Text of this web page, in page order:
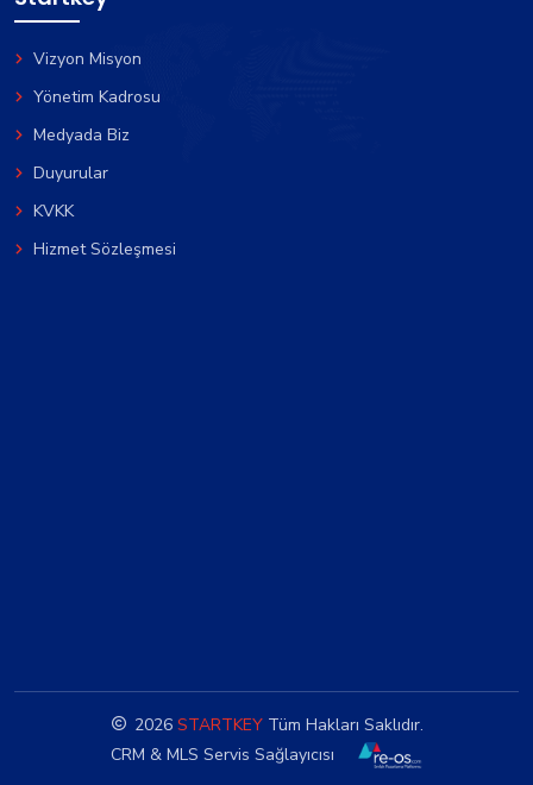
Vizyon Misyon
Yönetim Kadrosu
Medyada Biz
Duyurular
KVKK
Hizmet Sözleşmesi
2026STARTKEYTüm Hakları Saklıdır.
CRM & MLS Servis Sağlayıcısı